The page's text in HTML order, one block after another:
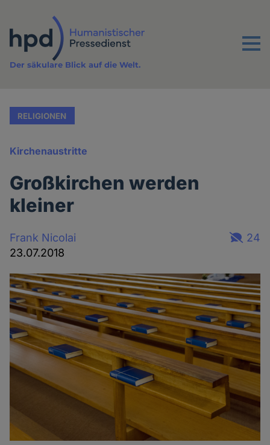
Inhalt
Menu
Der säkulare Blick auf die Welt.
RELIGIONEN
Kirchenaustritte
Großkirchen werden
kleiner
Frank Nicolai
23.07.2018
24